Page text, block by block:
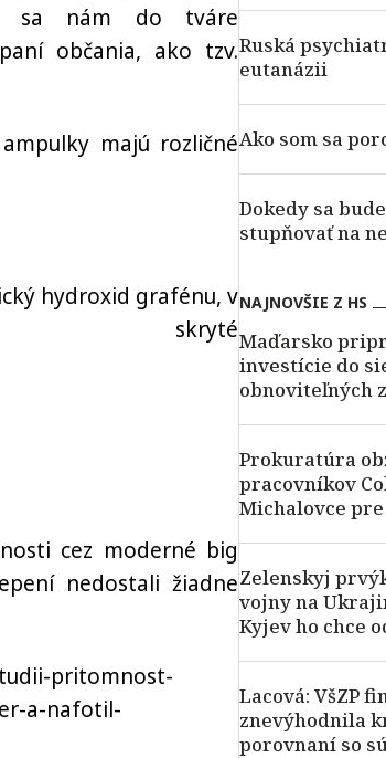
sa nám do tváre
občania, ako tzv.
majú rozličné
hydroxid grafénu, v
cez moderné big
nedostali žiadne
pritomnost-
a-nafotil-
Ruská
eutanázii
Ako som sa
Dokedy sa
stupňovať na
NAJNOVŠIE Z HS
Maďarsko
investície do
obnoviteľných
Prokuratúra
pracovníkov
Michalovce
Zelenskyj
vojny na
Kyjev ho chce
Lacová: VšZP
znevýhodnila
porovnaní so